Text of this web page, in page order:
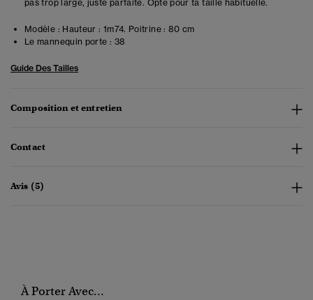
pas trop large, juste parfaite. Opte pour ta taille habituelle.
Modèle : Hauteur : 1m74. Poitrine : 80 cm
Le mannequin porte : 38
Guide Des Tailles
Composition et entretien
Contact
Avis (5)
À Porter Avec...